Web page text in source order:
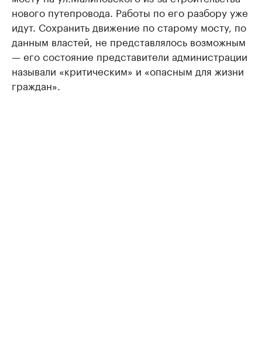
нового путепровода. Работы по его разбору уже
идут. Сохранить движение по старому мосту, по
данным властей, не представлялось возможным
— его состояние представители администрации
называли «критическим» и «опасным для жизни
граждан».